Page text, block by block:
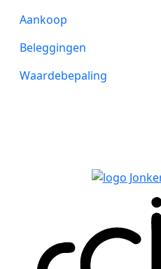
Aankoop
Beleggingen
Waardebepaling